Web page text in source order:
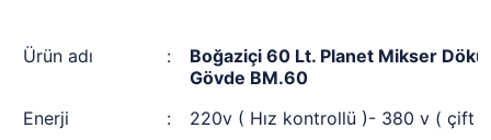
Ürün adı :
Boğaziçi 60 Lt. Planet Mikser
Gövde BM.60
Enerji
:
220v ( Hız kontrollü )- 380 v ( çift